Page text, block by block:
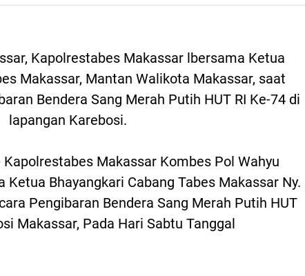
Kapolrestabes Makassar lbersama Ketua
Makassar, Mantan Walikota Makassar, saat
Bendera Sang Merah Putih HUT RI Ke-74 di
lapangan Karebosi.
Makassar Kombes Pol Wahyu
Ketua Bhayangkari Cabang Tabes Makassar Ny.
Pengibaran Bendera Sang Merah Putih HUT
Makassar, Pada Hari Sabtu Tanggal